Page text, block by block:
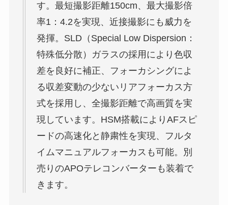
す。最短撮影距離150cm、最大撮影倍
率1：4.2を実現、近接撮影にも威力を
発揮。SLD（Special Low Dispersion：
特殊低分散）ガラスの採用により色収
差を良好に補正、フォーカシングによ
る収差変動の少ないリアフォーカス方
式を採用し、全撮影距離で高画質を実
現しています。HSM搭載によりAFスピ
ードの高速化と静粛性を実現、フルタ
イムマニュアルフォーカスも可能。別
売りのAPOテレコンバーターも装着で
きます。